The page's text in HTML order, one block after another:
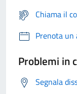
Chiama il
Prenota
Problemi in
Segnala